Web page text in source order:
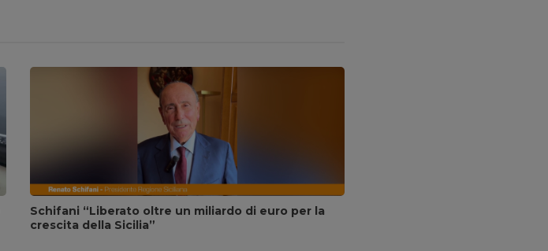
Schifani “Liberato oltre un miliardo di euro per la
crescita della Sicilia”